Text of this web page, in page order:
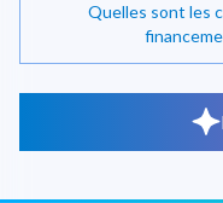
Quelles sont les